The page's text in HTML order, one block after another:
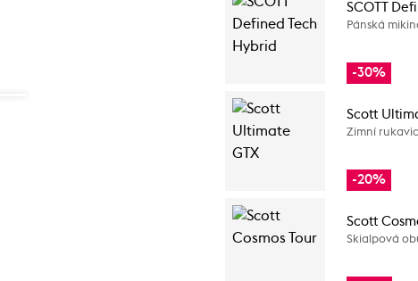
SCOTT
Pánská
-30%
Scott
Zimní
-20%
Scott
Skialpová